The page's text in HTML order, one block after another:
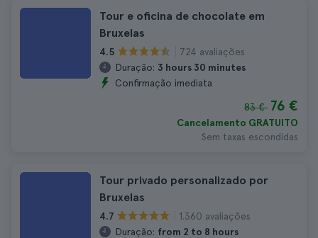
Tour e oficina de chocolate em
Bruxelas
4.5
724 avaliações
Duração: 3 hours 30 minutes
Confirmação imediata
83 € 76 €
Cancelamento GRATUITO
Sem taxas escondidas
Tour privado personalizado por
Bruxelas
4.7
1.360 avaliações
Duração: from 2 to 8 hours